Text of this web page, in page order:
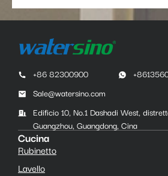
+86 82300900
Sale@watersino.com
Edificio 10, No.1 Dashadi West,
Guangzhou, Guangdong, Cina
Cucina
Rubinetto
Lavello